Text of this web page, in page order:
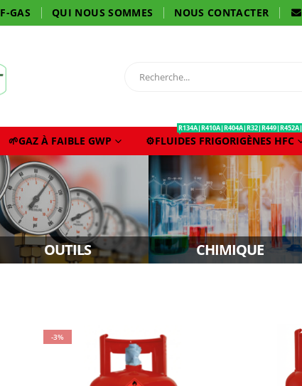
F-GAS QUI NOUS SOMMES NOUS CONTACTER
🌱GAZ À FAIBLE GWP ⚙️FLUIDES FRIGORIGÈNES HFC
R134A|R410A|R404A|R32|R449|R452A|
OUTILS CHIMIQUE
-3%